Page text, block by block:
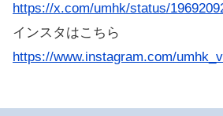
https://x.com/umhk/status/
インスタはこちら
https://www.instagram.com/